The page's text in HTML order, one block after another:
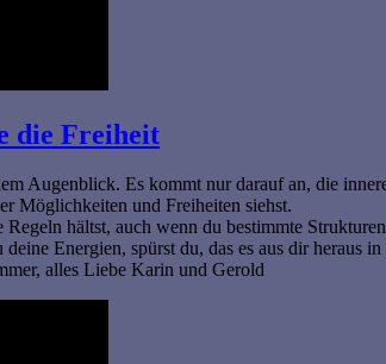
die Freiheit
Augenblick. Es kommt nur darauf an, die
Möglichkeiten und Freiheiten siehst.
hältst, auch wenn du bestimmte
Energien, spürst du, das es aus dir heraus
alles Liebe Karin und Gerold